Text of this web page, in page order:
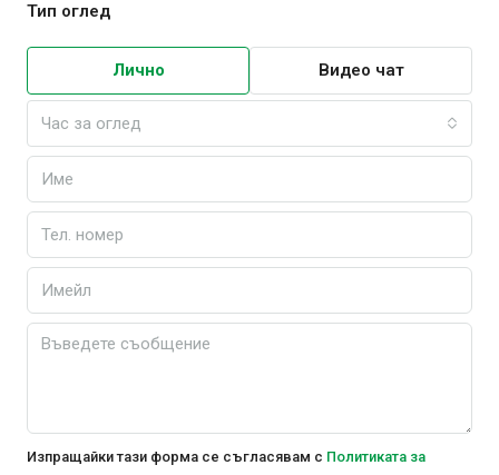
Тип оглед
Лично Видео чат
Час за оглед
Изпращайки тази форма се съгласявам с Политиката за